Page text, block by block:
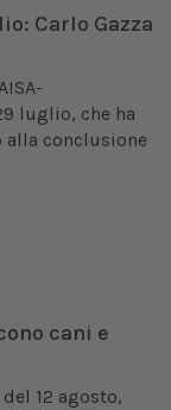
Carlo Gazza
luglio, che ha
conclusione
cani e
12 agosto,